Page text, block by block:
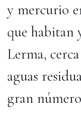
y mercurio
que habitan
Lerma,
aguas
gran